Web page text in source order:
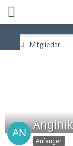
Mitglieder
Anginik
Anfänger